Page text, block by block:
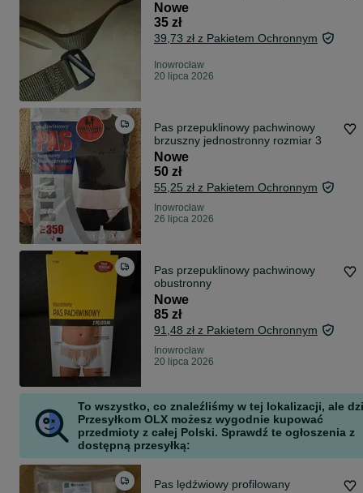
Nowe
35 zł
39,73 zł z Pakietem Ochronnym
Inowrocław
20 lipca 2026
Pas przepuklinowy pachwinowy
brzuszny jednostronny rozmiar 3
Nowe
50 zł
55,25 zł z Pakietem Ochronnym
Inowrocław
26 lipca 2026
Pas przepuklinowy pachwinowy
obustronny
Nowe
85 zł
91,48 zł z Pakietem Ochronnym
Inowrocław
20 lipca 2026
To wszystko, co znaleźliśmy w tej lokalizacji, ale
Przesyłkom OLX możesz wygodnie kupować
przedmioty z całej Polski. Sprawdź te ogłoszenia z
dostępną przesyłką:
Pas lędźwiowy profilowany